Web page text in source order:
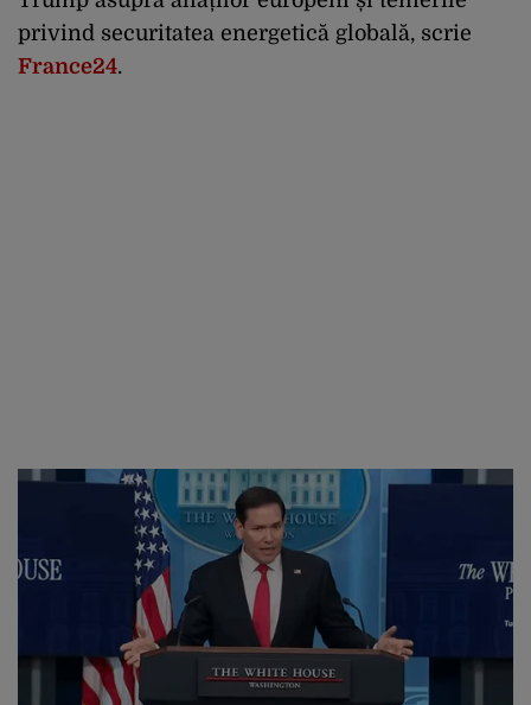
privind securitatea energetică globală, scrie
France24.